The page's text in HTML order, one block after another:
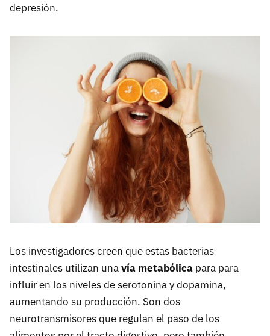
depresión.
Los investigadores creen que estas bacterias
intestinales utilizan unavía metabólica para para
influir en los niveles de serotonina y dopamina,
aumentando su producción. Son dos
neurotransmisores que regulan el paso de los